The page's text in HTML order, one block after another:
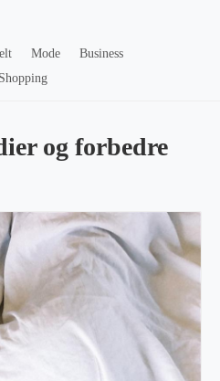
Mode
Business
Shopping
og forbedre